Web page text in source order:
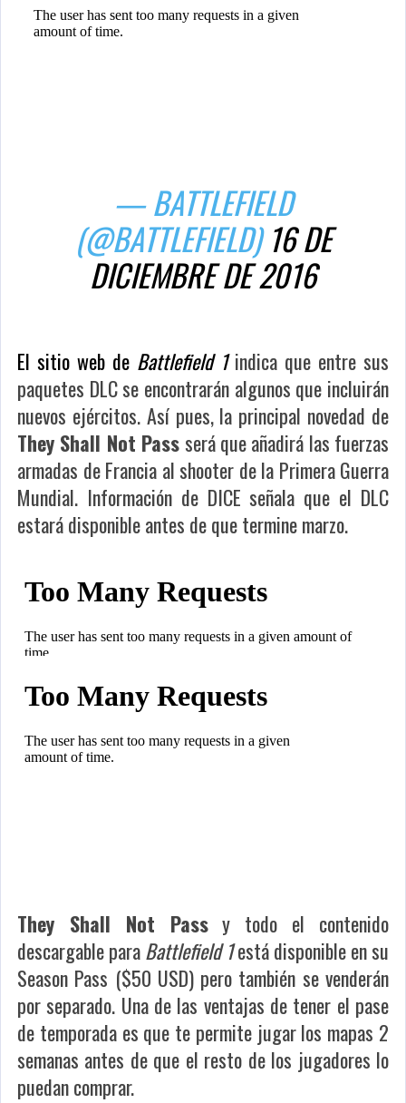
— BATTLEFIELD
(@BATTLEFIELD)16 DE
DICIEMBRE DE 2016
El sitio web de Battlefield 1indica que entre sus
paquetes DLC se encontrarán algunos que incluirán
nuevos ejércitos. Así pues, la principal novedad de
They Shall Not Passserá que añadirá las fuerzas
armadas de Francia al shooter de la Primera Guerra
Mundial. Información de DICE señala que el DLC
estará disponible antes de que termine marzo.
They Shall Not Passy todo el contenido
descargable paraBattlefield 1está disponible en su
Season Pass ($50 USD) pero también se venderán
por separado. Una de las ventajas de tener el pase
de temporada es que te permite jugar los mapas 2
semanas antes de que el resto de los jugadores lo
puedan comprar.